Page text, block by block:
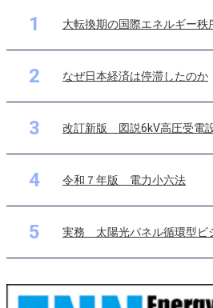
1 大転換期の国際エネルギー秩
2 なぜ日本経済は停滞したのか
3 改訂新版 図説6kV高圧受電
4 令和７年版 電力小六法
5 実務 太陽光パネル循環型ビ